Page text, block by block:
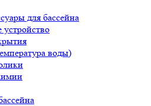
для бассейна
воды)